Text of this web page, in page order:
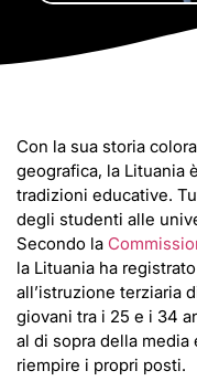
Con la sua storia
geografica, la Lituania
tradizioni educative.
degli studenti alle
Secondo la
la Lituania ha
all’istruzione terziaria
giovani tra i 25 e i 34
al di sopra della
riempire i propri posti.